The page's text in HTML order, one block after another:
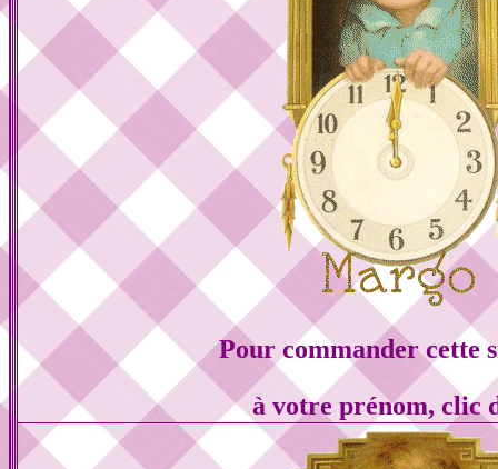
Pour commander cette
à votre prénom, clic